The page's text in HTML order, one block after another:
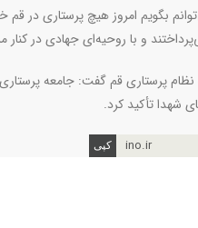
بگویم امروز هیچ پرستاری در
و با روحیه‌ای جهادی در کنار
پرستاری قم گفت: جامعه
شهدا تأکید کرد.
ino.ir